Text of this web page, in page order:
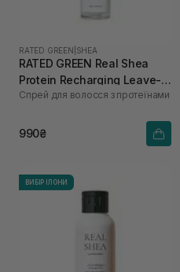
RATED GREEN SHEA
RATED GREEN Real Shea
Protein Recharging Leave-in
Treatment Spray для
волосся 80 мл
Спрей для волосся з протеїнами
990₴
ВИБІР ІЛОНИ